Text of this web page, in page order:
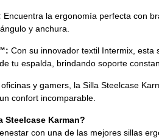
Encuentra la ergonomía perfecta con
y anchura.
Con su innovador textil Intermix, esta
tu espalda, brindando soporte
y gamers, la Silla Steelcase
confort incomparable.
Steelcase Karman?
con una de las mejores sillas